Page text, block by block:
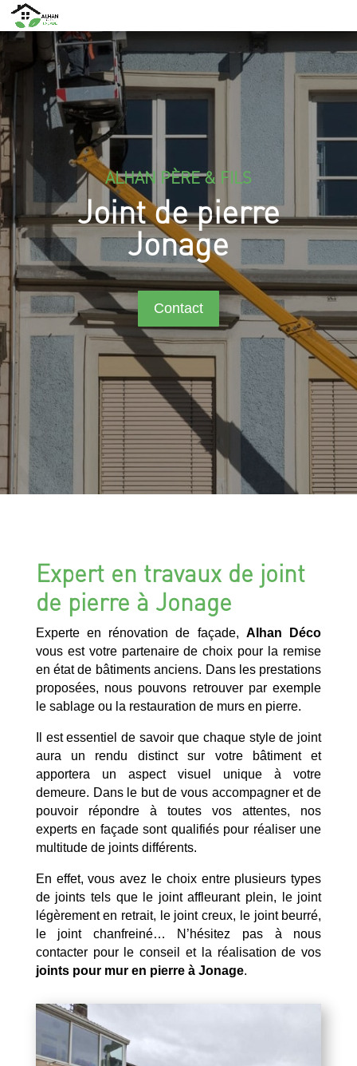
ALHAN PÈRE & FILS
Joint de pierre
Jonage
Contact
Expert en travaux de joint
de pierre à Jonage
Experte en rénovation de façade, Alhan Déco
vous est votre partenaire de choix pour la remise
en état de bâtiments anciens. Dans les prestations
proposées, nous pouvons retrouver par exemple
le sablage ou la restauration de murs en pierre.
Il est essentiel de savoir que chaque style de joint
aura un rendu distinct sur votre bâtiment et
apportera un aspect visuel unique à votre
demeure. Dans le but de vous accompagner et de
pouvoir répondre à toutes vos attentes, nos
experts en façade sont qualifiés pour réaliser une
multitude de joints différents.
En effet, vous avez le choix entre plusieurs types
de joints tels que le joint affleurant plein, le joint
légèrement en retrait, le joint creux, le joint beurré,
le joint chanfreiné… N’hésitez pas à nous
contacter pour le conseil et la réalisation de vos
joints pour mur en pierre à Jonage.